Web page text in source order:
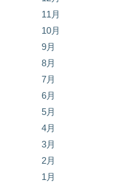
11月
10月
9月
8月
7月
6月
5月
4月
3月
2月
1月